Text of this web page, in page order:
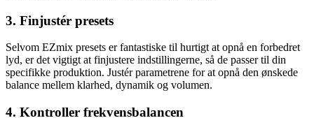
3. Finjustér presets
Selvom EZmix presets er fantastiske til hurtigt at opnå en forbedret
lyd, er det vigtigt at finjustere indstillingerne, så de passer til din
specifikke produktion. Justér parametrene for at opnå den ønskede
balance mellem klarhed, dynamik og volumen.
4. Kontroller frekvensbalancen